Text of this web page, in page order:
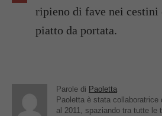
ripieno di fave nei cestini
piatto da portata.
Parole di Paoletta
Paoletta è stata
al 2011, spaziando tra tutte le